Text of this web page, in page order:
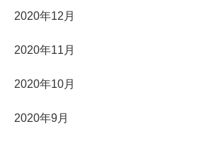
2020年12月
2020年11月
2020年10月
2020年9月